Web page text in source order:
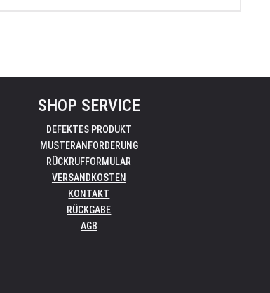
SHOP SERVICE
DEFEKTES PRODUKT
MUSTERANFORDERUNG
RÜCKRUFFORMULAR
VERSANDKOSTEN
KONTAKT
RÜCKGABE
AGB